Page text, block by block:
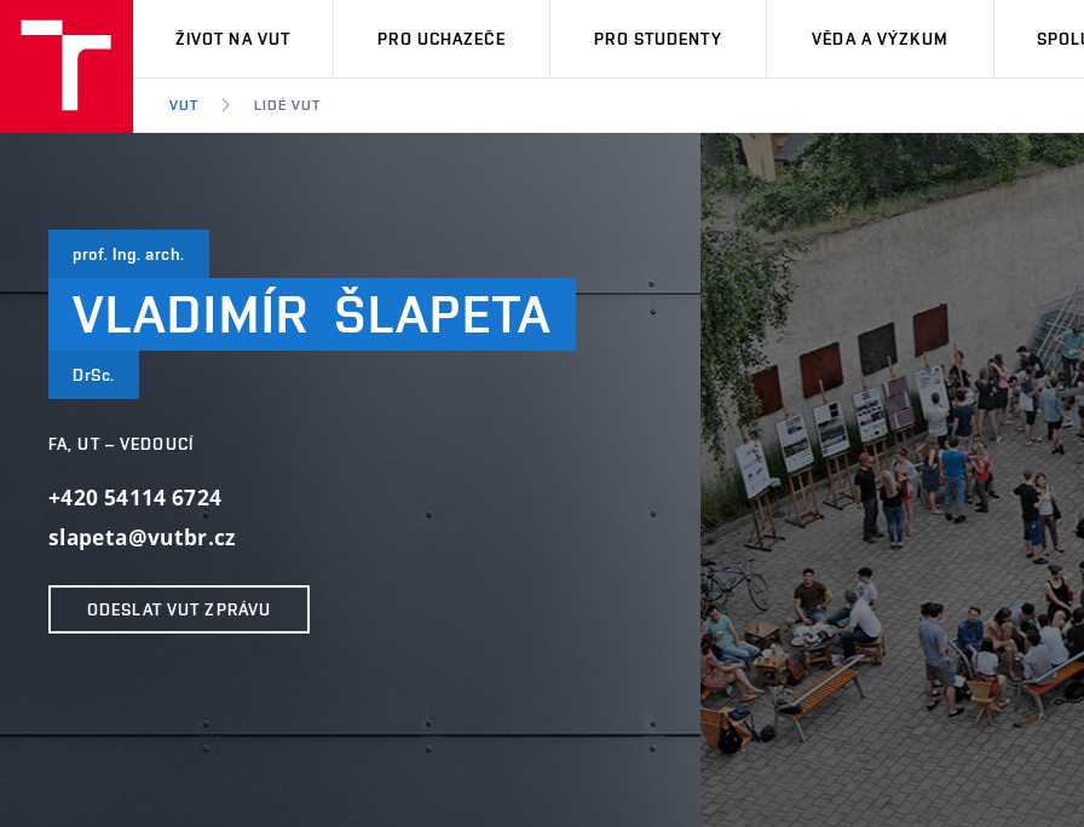
VUT
ŽIVOT NA VUT PRO UCHAZEČE PRO STUDENTY VĚDA A VÝZKUM
VUT LIDÉ VUT
prof. Ing. arch.
VLADIMÍR ŠLAPETA
DrSc.
FA, UT – VEDOUCÍ
+420 54114 6724
slapeta@vutbr.cz
ODESLAT VUT ZPRÁVU